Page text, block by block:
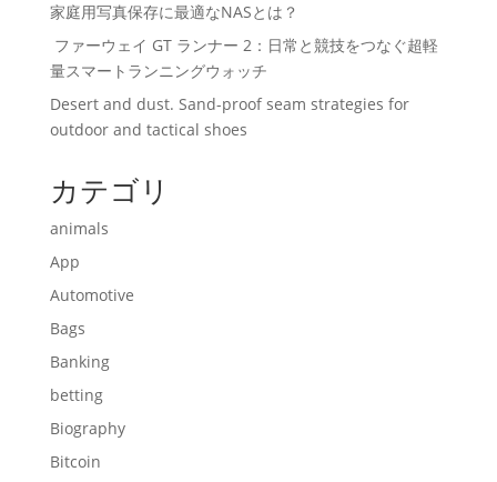
家庭用写真保存に最適なNASとは？
ファーウェイ GT ランナー 2：日常と競技をつなぐ超軽
量スマートランニングウォッチ
Desert and dust. Sand-proof seam strategies for
outdoor and tactical shoes
カテゴリ
animals
App
Automotive
Bags
Banking
betting
Biography
Bitcoin